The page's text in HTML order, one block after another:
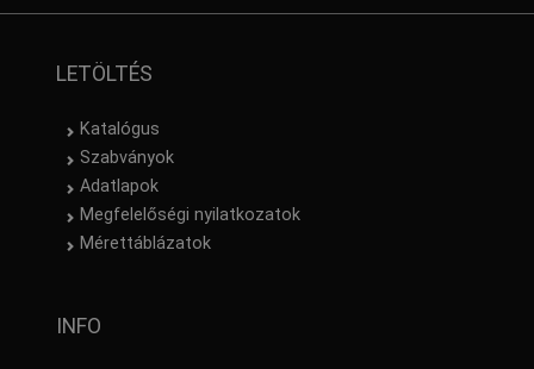
LETÖLTÉS
Katalógus
Szabványok
Adatlapok
Megfelelőségi nyilatkozatok
Mérettáblázatok
INFO